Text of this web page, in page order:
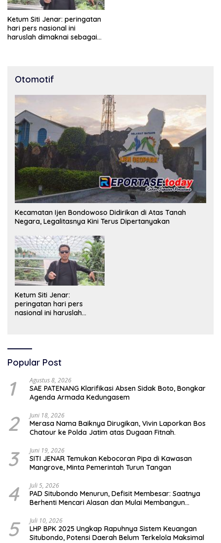
Ketum Siti Jenar: peringatan
hari pers nasional ini
haruslah dimaknai sebagai
Indonesia.
Otomotif
Kecamatan Ijen Bondowoso Didirikan di Atas Tanah
Negara, Legalitasnya Kini Terus Dipertanyakan
Ketum Siti Jenar:
peringatan hari pers
nasional ini haruslah
bangsa dan menjaga
demokrasi Indonesia.
Popular Post
1 Agustus 8, 2026
SAE PATENANG Klarifikasi Absen Sidak Boto, Bongkar
Agenda Armada Kedungasem
2 Juni 18, 2026
Merasa Nama Baiknya Dirugikan, Vivin Laporkan Bos
Chatour ke Polda Jatim atas Dugaan Fitnah.
3 Juni 19, 2026
SITI JENAR Temukan Kebocoran Pipa di Kawasan
Mangrove, Minta Pemerintah Turun Tangan
4 Juli 5, 2026
PAD Situbondo Menurun, Defisit Membesar: Saatnya
Berhenti Mencari Alasan dan Mulai Membangun
5 Juli 10, 2026
LHP BPK 2025 Ungkap Rapuhnya Sistem Keuangan
Situbondo, Potensi Daerah Belum Terkelola Maksimal